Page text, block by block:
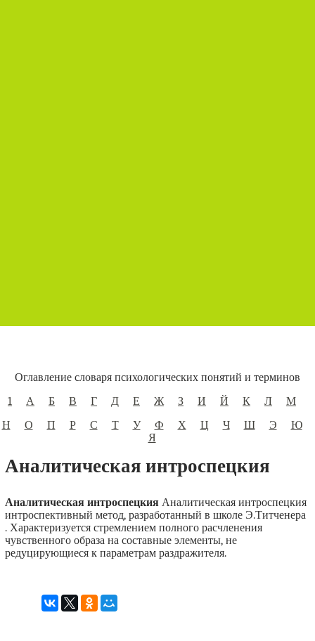
Оглавление словаря психологических понятий и терминов
1
А Б В Г Д Е Ж З И Й К Л
М
Н
О П Р С Т У Ф Х Ц Ч Ш Э
Ю
Я
Аналитическая интроспецкия
Аналитическая интроспецкияАналитическая интроспецкия
интроспективный метод, разработанный в школе Э.Титченера
. Характеризуется стремлением полного расчленения
чувственного образа на составные элементы, не
редуцирующиеся к параметрам раздражителя.